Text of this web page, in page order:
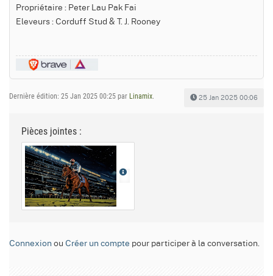
Propriétaire : Peter Lau Pak Fai
Eleveurs : Corduff Stud & T. J. Rooney
Dernière édition: 25 Jan 2025 00:25 par Linamix. 25 Jan 2025 00:06
Pièces jointes :
Connexion ou Créer un compte pour participer à la conversation.